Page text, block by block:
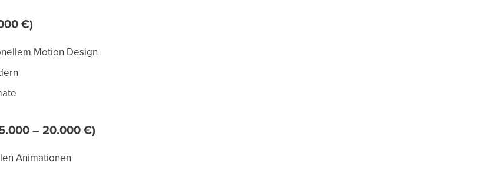
€)
Motion Design
– 20.000 €)
Animationen